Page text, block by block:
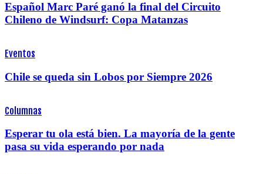
Español Marc Paré ganó la final del Circuito
Chileno de Windsurf: Copa Matanzas
Eventos
Chile se queda sin Lobos por Siempre 2026
Columnas
Esperar tu ola está bien. La mayoría de la gente
pasa su vida esperando por nada